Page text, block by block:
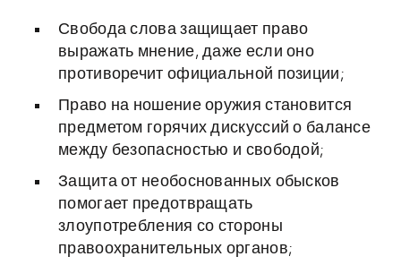
Свобода слова защищает право
выражать мнение, даже если оно
противоречит официальной позиции;
Право на ношение оружия становится
предметом горячих дискуссий о балансе
между безопасностью и свободой;
Защита от необоснованных обысков
помогает предотвращать
злоупотребления со стороны
правоохранительных органов;